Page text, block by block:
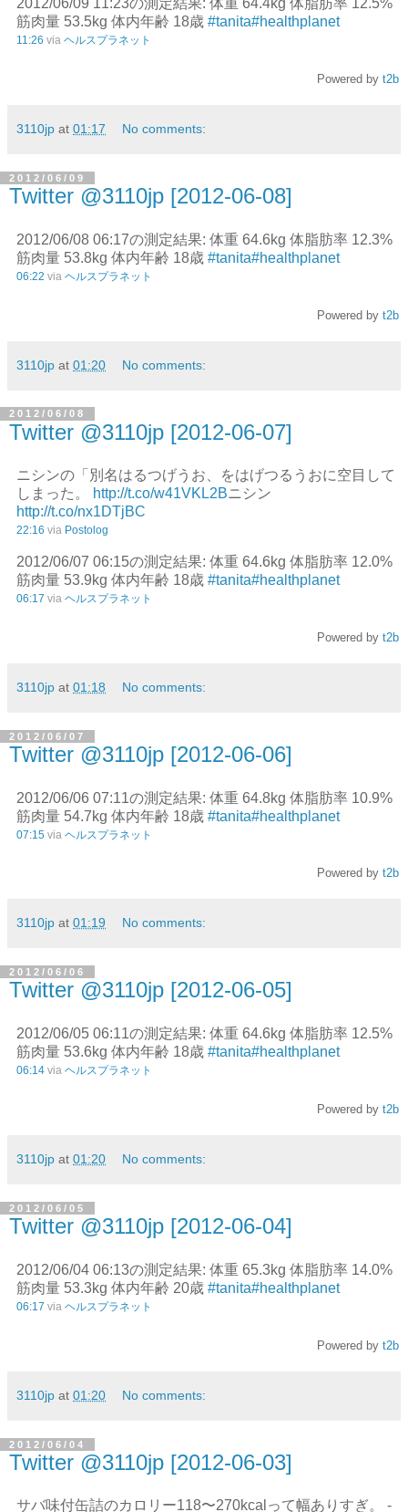
2012/06/09 11:23の測定結果: 体重 64.4kg 体脂肪率 12.5%
筋肉量 53.5kg 体内年齢 18歳 #tanita#healthplanet
11:26 via ヘルスプラネット
Powered by t2b
3110jp at 01:17 No comments:
2012/06/09
Twitter @3110jp [2012-06-08]
2012/06/08 06:17の測定結果: 体重 64.6kg 体脂肪率 12.3%
筋肉量 53.8kg 体内年齢 18歳 #tanita#healthplanet
06:22 via ヘルスプラネット
Powered by t2b
3110jp at 01:20 No comments:
2012/06/08
Twitter @3110jp [2012-06-07]
ニシンの「別名はるつげうお、をはげつるうおに空目して
しまった。
http://t.co/w41VKL2Bニシン
http://t.co/nx1DTjBC
22:16 via Postolog
2012/06/07 06:15の測定結果: 体重 64.6kg 体脂肪率 12.0%
筋肉量 53.9kg 体内年齢 18歳 #tanita#healthplanet
06:17 via ヘルスプラネット
Powered by t2b
3110jp at 01:18 No comments:
2012/06/07
Twitter @3110jp [2012-06-06]
2012/06/06 07:11の測定結果: 体重 64.8kg 体脂肪率 10.9%
筋肉量 54.7kg 体内年齢 18歳 #tanita#healthplanet
07:15 via ヘルスプラネット
Powered by t2b
3110jp at 01:19 No comments:
2012/06/06
Twitter @3110jp [2012-06-05]
2012/06/05 06:11の測定結果: 体重 64.6kg 体脂肪率 12.5%
筋肉量 53.6kg 体内年齢 18歳 #tanita#healthplanet
06:14 via ヘルスプラネット
Powered by t2b
3110jp at 01:20 No comments:
2012/06/05
Twitter @3110jp [2012-06-04]
2012/06/04 06:13の測定結果: 体重 65.3kg 体脂肪率 14.0%
筋肉量 53.3kg 体内年齢 20歳 #tanita#healthplanet
06:17 via ヘルスプラネット
Powered by t2b
3110jp at 01:20 No comments:
2012/06/04
Twitter @3110jp [2012-06-03]
サバ味付缶詰のカロリー118〜270kcalって幅ありすぎ。 -